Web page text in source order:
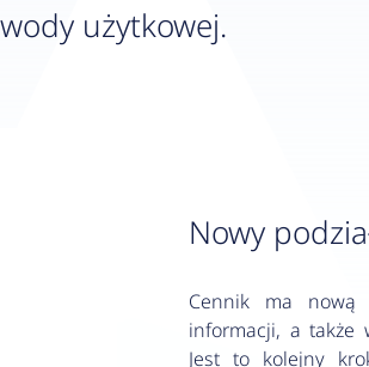
użytkowej.
Nowy
Cennik ma nową
informacji, a także
Jest to kolejny